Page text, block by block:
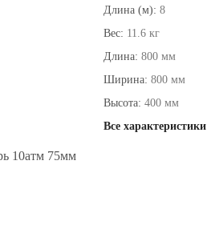
Длина (м): 8
Вес: 11.6 кг
Длина: 800 мм
Ширина: 800 мм
Высота: 400 мм
Все характеристики